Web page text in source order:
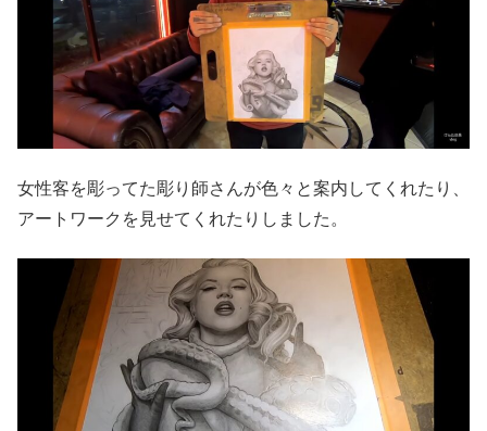
女性客を彫ってた彫り師さんが色々と案内してくれたり、
アートワークを見せてくれたりしました。